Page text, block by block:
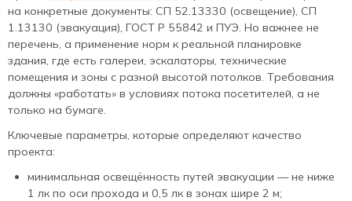
на конкретные документы: СП 52.13330 (освещение), СП
1.13130 (эвакуация), ГОСТ Р 55842 и ПУЭ. Но важнее не
перечень, а применение норм к реальной планировке
здания, где есть галереи, эскалаторы, технические
помещения и зоны с разной высотой потолков. Требования
должны «работать» в условиях потока посетителей, а не
только на бумаге.
Ключевые параметры, которые определяют качество
проекта:
минимальная освещённость путей эвакуации — не ниже
1 лк по оси прохода и 0,5 лк в зонах шире 2 м;